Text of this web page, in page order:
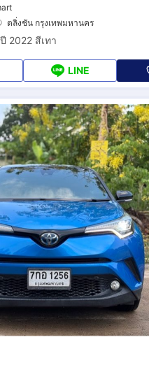
ตลิ่งชัน กรุงเทพมหานคร
2022 สีเทา
LINE